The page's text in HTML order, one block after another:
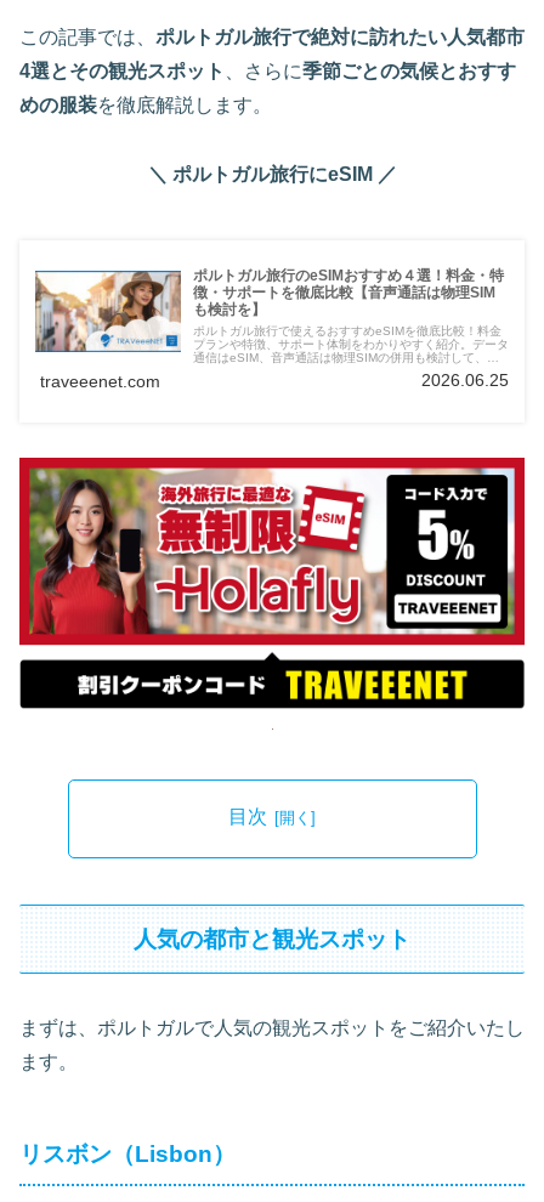
この記事では、 ポルトガル旅行で絶対に訪れたい人気都市
4選とその観光スポット
、さらに季節ごとの気候とおすす
めの服装を徹底解説します。
＼ ポルトガル旅行にeSIM ／
ポルトガル旅行のeSIMおすすめ４選！料金・特
徴・サポートを徹底比較【音声通話は物理SIM
も検討を】
ポルトガル旅行で使えるおすすめeSIMを徹底比較！料金
プランや特徴、サポート体制をわかりやすく紹介。データ
通信はeSIM、音声通話は物理SIMの併用も検討して、快
traveeenet.com 2026.06.25
目次
人気の都市と観光スポット
まずは、ポルトガルで人気の観光スポットをご紹介いたし
ます。
リスボン（Lisbon）